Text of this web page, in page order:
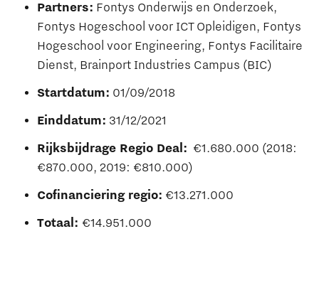
Partners: Fontys Onderwijs en Onderzoek,
Fontys Hogeschool voor ICT Opleidigen, Fontys
Hogeschool voor Engineering, Fontys Facilitaire
Dienst, Brainport Industries Campus (BIC)
Startdatum: 01/09/2018
Einddatum: 31/12/2021
Rijksbijdrage Regio Deal: €1.680.000 (2018:
€870.000, 2019: €810.000)
Cofinanciering regio: €13.271.000
Totaal: €14.951.000